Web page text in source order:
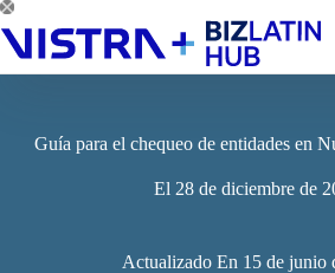
Saltar
al
contenido
Guía para el chequeo de entidades en
El 28 de diciembre de
Actualizado En 15 de junio